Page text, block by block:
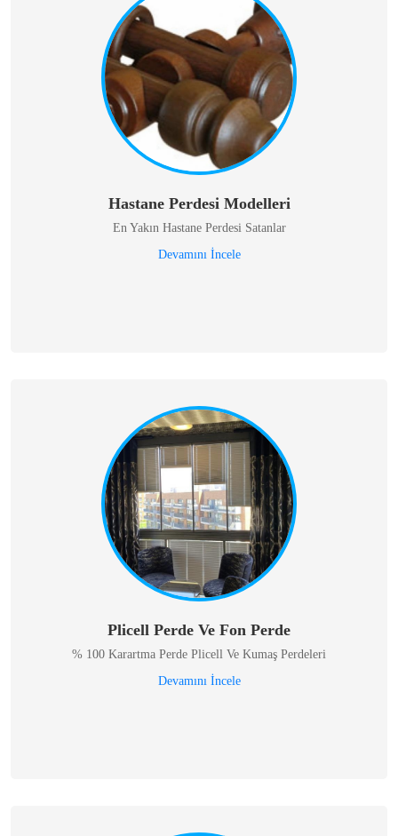
Hastane Perdesi Modelleri
En Yakın Hastane Perdesi Satanlar
Devamını İncele
Plicell Perde Ve Fon Perde
% 100 Karartma Perde Plicell Ve Kumaş Perdeleri
Devamını İncele